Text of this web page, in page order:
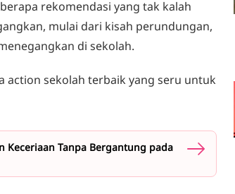
rekomendasi yang tak kalah
mulai dari kisah perundungan,
di sekolah.
action sekolah terbaik yang seru untuk
Keceriaan Tanpa Bergantung pada